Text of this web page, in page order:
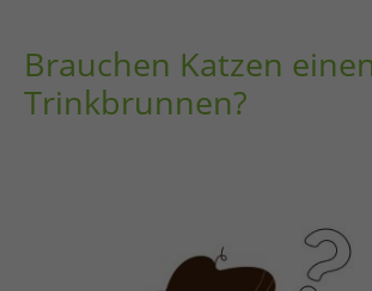
Brauchen Katzen
Trinkbrunnen?